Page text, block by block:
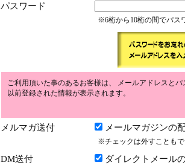
パスワード
※6桁から10桁の間でパス
ご利用頂いた事のあるお客様は、 メールアドレスと
以前登録された情報が表示されます。
メルマガ送付 メールマガジンの
※チェックは外すことも
DM送付 ダイレクトメール